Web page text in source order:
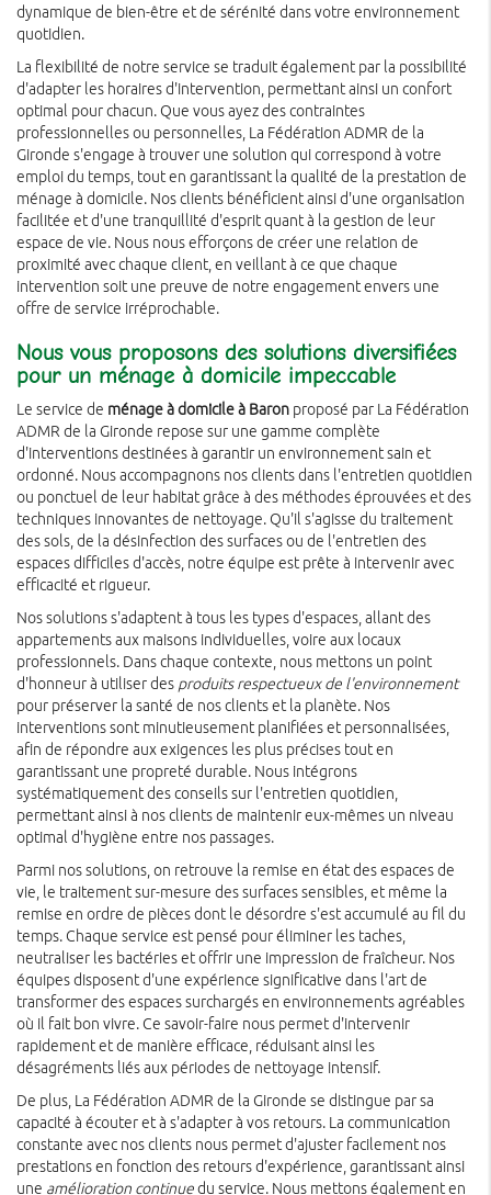
dynamique de bien-être et de sérénité dans votre environnement
quotidien.
La flexibilité de notre service se traduit également par la possibilité
d'adapter les horaires d'intervention, permettant ainsi un confort
optimal pour chacun. Que vous ayez des contraintes
professionnelles ou personnelles, La Fédération ADMR de la
Gironde s'engage à trouver une solution qui correspond à votre
emploi du temps, tout en garantissant la qualité de la prestation de
ménage à domicile. Nos clients bénéficient ainsi d'une organisation
facilitée et d'une tranquillité d'esprit quant à la gestion de leur
espace de vie. Nous nous efforçons de créer une relation de
proximité avec chaque client, en veillant à ce que chaque
intervention soit une preuve de notre engagement envers une
offre de service irréprochable.
Nous vous proposons des solutions diversifiées
pour un ménage à domicile impeccable
Le service de ménage à domicile à Baron proposé par La Fédération
ADMR de la Gironde repose sur une gamme complète
d'interventions destinées à garantir un environnement sain et
ordonné. Nous accompagnons nos clients dans l'entretien quotidien
ou ponctuel de leur habitat grâce à des méthodes éprouvées et des
techniques innovantes de nettoyage. Qu'il s'agisse du traitement
des sols, de la désinfection des surfaces ou de l'entretien des
espaces difficiles d'accès, notre équipe est prête à intervenir avec
efficacité et rigueur.
Nos solutions s'adaptent à tous les types d'espaces, allant des
appartements aux maisons individuelles, voire aux locaux
professionnels. Dans chaque contexte, nous mettons un point
d'honneur à utiliser des produits respectueux de l'environnement
pour préserver la santé de nos clients et la planète. Nos
interventions sont minutieusement planifiées et personnalisées,
afin de répondre aux exigences les plus précises tout en
garantissant une propreté durable. Nous intégrons
systématiquement des conseils sur l'entretien quotidien,
permettant ainsi à nos clients de maintenir eux-mêmes un niveau
optimal d'hygiène entre nos passages.
Parmi nos solutions, on retrouve la remise en état des espaces de
vie, le traitement sur-mesure des surfaces sensibles, et même la
remise en ordre de pièces dont le désordre s'est accumulé au fil du
temps. Chaque service est pensé pour éliminer les taches,
neutraliser les bactéries et offrir une impression de fraîcheur. Nos
équipes disposent d'une expérience significative dans l'art de
transformer des espaces surchargés en environnements agréables
où il fait bon vivre. Ce savoir-faire nous permet d'intervenir
rapidement et de manière efficace, réduisant ainsi les
désagréments liés aux périodes de nettoyage intensif.
De plus, La Fédération ADMR de la Gironde se distingue par sa
capacité à écouter et à s'adapter à vos retours. La communication
constante avec nos clients nous permet d'ajuster facilement nos
prestations en fonction des retours d'expérience, garantissant ainsi
une amélioration continuedu service. Nous mettons également en